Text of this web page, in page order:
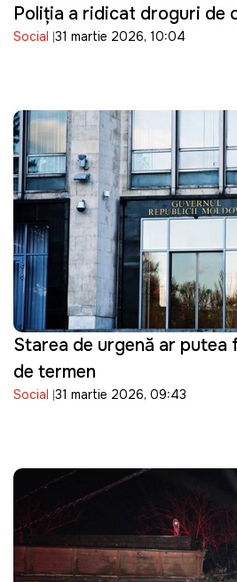
Poliţia a ridicat droguri de
lei
Social 31 martie 2026, 10:04
Starea de urgență ar
de termen
Social 31 martie 2026, 09:43